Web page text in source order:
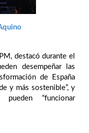
destacó durante el
desempeñar las
de España
y más sostenible”, y
“funcionar